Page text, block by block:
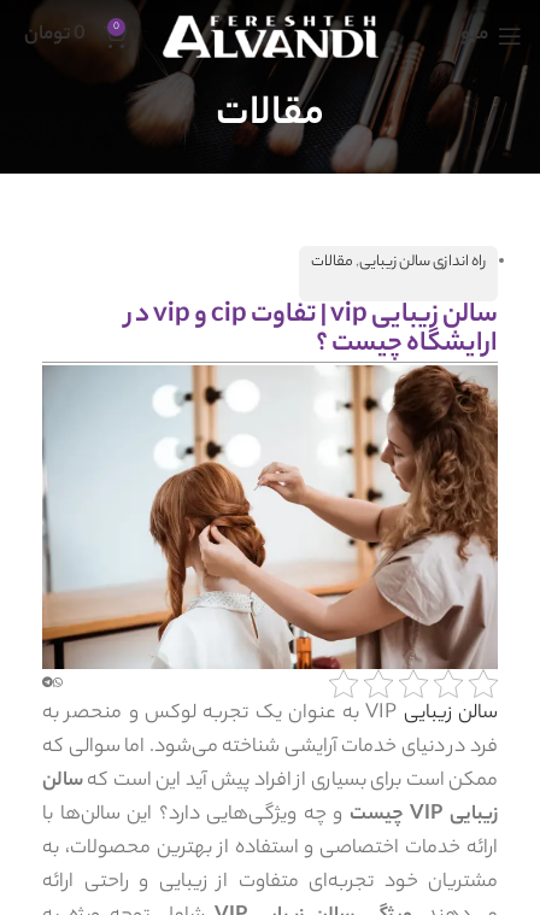
منو 0
0تومان
مقالات
راه اندازی سالن زیبایی,مقالات
سالن زیبایی vip | تفاوت cip و vip در
ارایشگاه چیست ؟
سالن زیبایی
VIP به عنوان یک تجربه لوکس و منحصر به
فرد در دنیای خدمات آرایشی شناخته می‌شود. اما سوالی که
ممکن است برای بسیاری از افراد پیش آید این است کهسالن
زیبایی VIP چیست
و چه ویژگی‌هایی دارد؟ این سالن‌ها با
ارائه خدمات اختصاصی و استفاده از بهترین محصولات، به
مشتریان خود تجربه‌ای متفاوت از زیبایی و راحتی ارائه